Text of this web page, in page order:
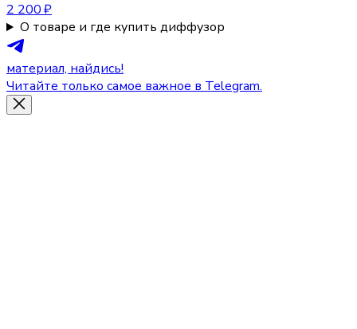
2 200 ₽
О товаре и где купить диффузор
материал, найдись!
Читайте только самое важное в Telegram.